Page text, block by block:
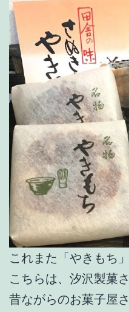
これまた「やきもち
こちらは、汐沢製菓
昔ながらのお菓子屋